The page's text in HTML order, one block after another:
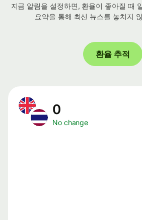
지금 알림을 설정하면, 환율이 좋아질 때
요약을 통해 최신 뉴스를 놓치지
환율 추적
0
No change